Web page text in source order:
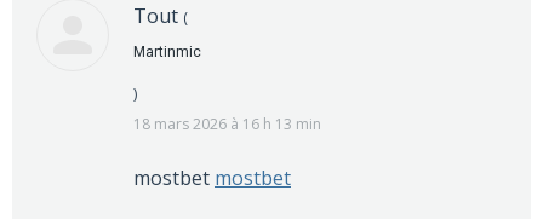
Tout (
Martinmic
)
18 mars 2026 à 16 h 13 min
mostbet mostbet